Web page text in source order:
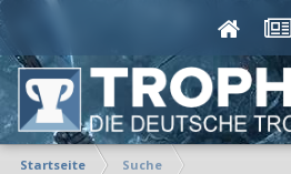
Startseite Suche